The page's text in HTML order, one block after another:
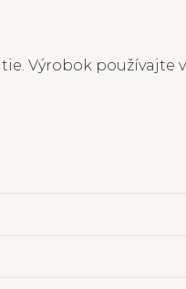
Výrobok používajte